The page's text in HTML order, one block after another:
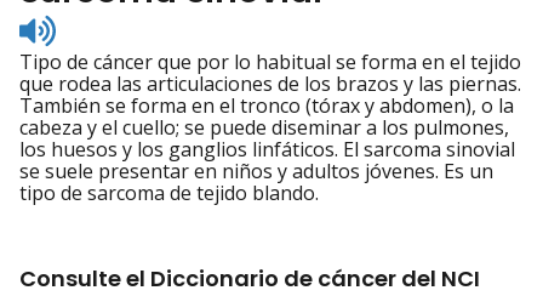
Listen
to
pronunciation
Tipo de cáncer que por lo habitual se forma en el tejido
que rodea las articulaciones de los brazos y las piernas.
También se forma en el tronco (tórax y abdomen), o la
cabeza y el cuello; se puede diseminar a los pulmones,
los huesos y los ganglios linfáticos. El sarcoma sinovial
se suele presentar en niños y adultos jóvenes. Es un
tipo de sarcoma de tejido blando.
Consulte el Diccionario de cáncer del NCI